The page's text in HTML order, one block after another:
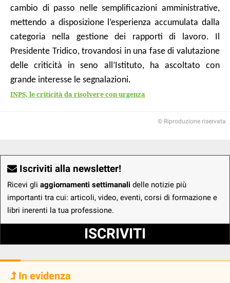
cambio di passo nelle semplificazioni amministrative,
mettendo a disposizione l’esperienza accumulata dalla
categoria nella gestione dei rapporti di lavoro. Il
Presidente Tridico, trovandosi in una fase di valutazione
delle criticità in seno all’Istituto, ha ascoltato con
grande interesse le segnalazioni.
INPS, le criticità da risolvere con urgenza
© Riproduzione riservata
Iscriviti alla newsletter!
Ricevi gli aggiornamenti settimanali delle notizie più
importanti tra cui: articoli, video, eventi, corsi di formazione e
libri inerenti la tua professione.
ISCRIVITI
In evidenza